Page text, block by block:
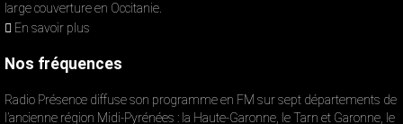
large couverture en Occitanie.
En savoir plus
Nos fréquences
Radio Présence diffuse son programme en FM sur sept départements de
l’ancienne région Midi-Pyrénées : la Haute-Garonne, le Tarn et Garonne, le